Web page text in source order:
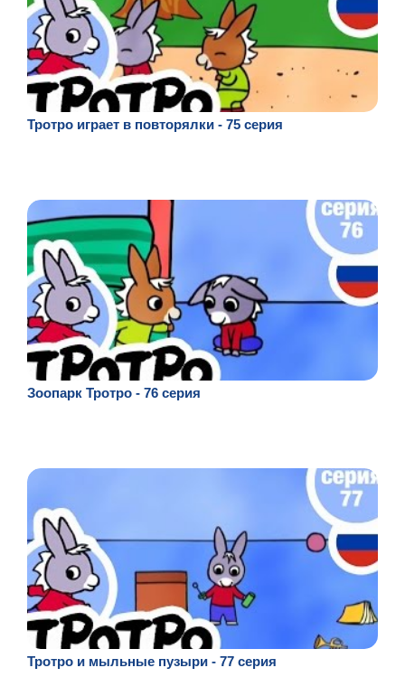
Тротро играет в повторялки - 75 серия
Зоопарк Тротро - 76 серия
Тротро и мыльные пузыри - 77 серия